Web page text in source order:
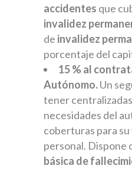
accidentes que
invalidez
de invalidez
porcentaje del
15 ​​% al
Autónomo. ​Un
tener
necesidades del
coberturas para
personal. Dispone
básica de